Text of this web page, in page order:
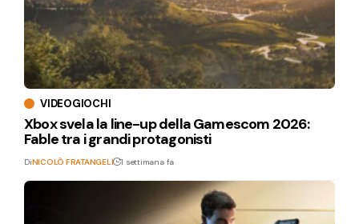
VIDEOGIOCHI
Xbox svela la line-up della Gamescom 2026:
Fable tra i grandi protagonisti
DiNICOLÒ FRATANGELI 1 settimana fa